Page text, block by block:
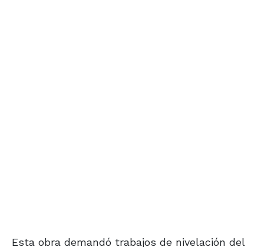
Esta obra demandó trabajos de nivelación del